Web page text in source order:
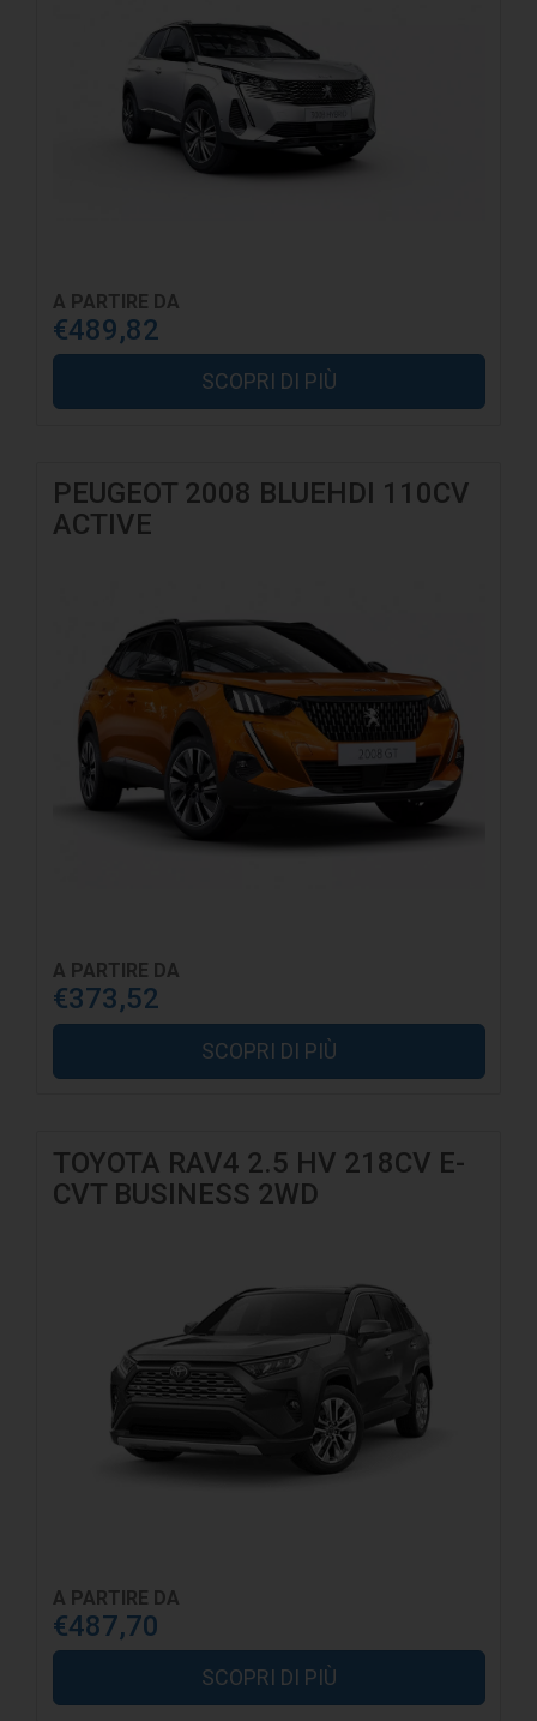
A PARTIRE DA
€489,82
SCOPRI DI PIÙ
PEUGEOT 2008 BLUEHDI 110CV
ACTIVE
A PARTIRE DA
€373,52
SCOPRI DI PIÙ
TOYOTA RAV4 2.5 HV 218CV E-
CVT BUSINESS 2WD
A PARTIRE DA
€487,70
SCOPRI DI PIÙ